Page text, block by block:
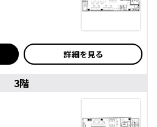
詳細を見る
3階